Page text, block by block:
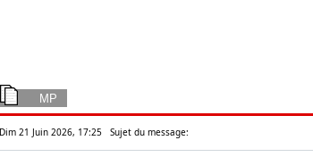
21 Juin 2026, 17:25 Sujet du message: